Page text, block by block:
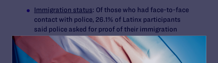
Immigration status: Of those who had face-to-face
contact with police, 26.1% of Latinx participants
said police asked for proof of their immigration
status. That was also the case for over half
(56.6%) of Black participants. People of color were
more likely than white participants to be asked for